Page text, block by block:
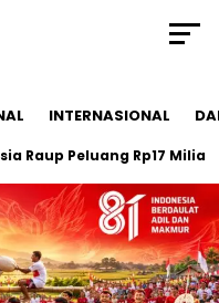
INTERNASIONAL
Peluang Rp17 Miliar di